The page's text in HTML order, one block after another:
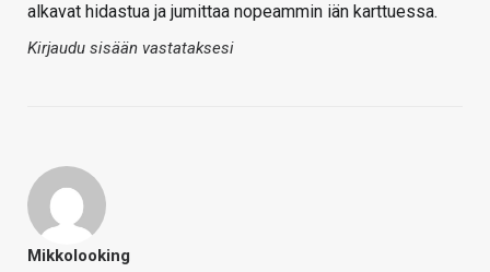
alkavat hidastua ja jumittaa nopeammin iän karttuessa.
Kirjaudu sisään vastataksesi
Mikkolooking